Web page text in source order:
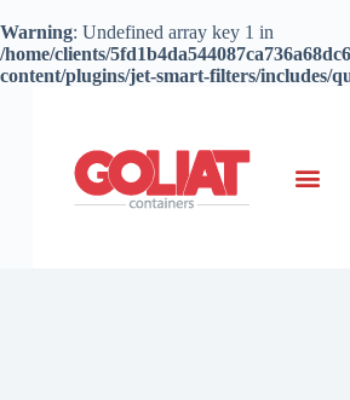
Warning: Undefined array key 1 in
/home/clients/
content/plugins/jet-smart-filters/includes/